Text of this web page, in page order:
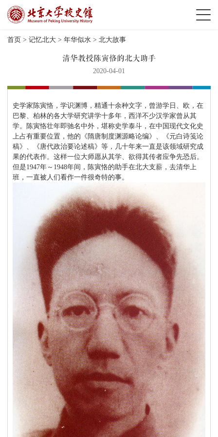
首页 > 记忆北大 > 年华似水 > 北大故事
清华教授陈寅恪的北大助手
2020-04-01
史学家陈寅恪，学识渊博，精通十余种文字，曾游学日、欧，在
巴黎、柏林的各大学研究讲学十多年，西洋不少汉学家曾从其
学。陈寅恪壮年即驰名中外，堪称史学泰斗，在中国现代文化史
上占有重要位置，他的《隋唐制度渊源略论编》、《元白诗笺论
稿》、《唐代政治要论述稿》等，几十年来一直是该领域研究成
果的代表作。这样一位大师愿从其学、欲得其传者应争先恐后。
但是1947年～1948年间，陈寅恪的助手在北大支薪，去清华上
班，一直被人们看作一件很奇特的事。